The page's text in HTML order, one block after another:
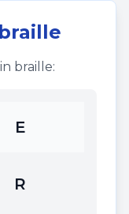
braille:
E
R